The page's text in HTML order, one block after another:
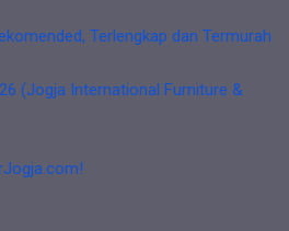
Terlengkap dan Termurah
(Jogja International Furniture &